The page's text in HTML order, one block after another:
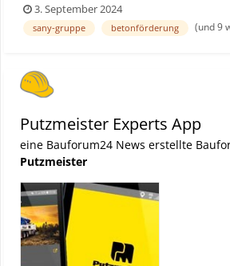
Region zu stärken und auszubauen.
(23.08.2024): SANY Minibagger Stephan Theis
3. September 2024
sany-gruppe betonförderung (und 9
Putzmeister Experts App
eine Bauforum24 News erstellte
Putzmeister